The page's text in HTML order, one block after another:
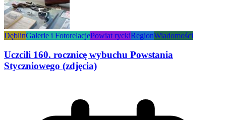
DęblinGalerie i FotorelacjePowiat ryckiRegionWiadomości
Uczcili 160. rocznicę wybuchu Powstania
Styczniowego (zdjęcia)